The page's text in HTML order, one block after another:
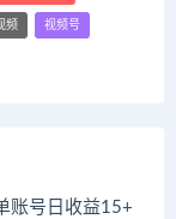
频 视频号
账号日收益15+